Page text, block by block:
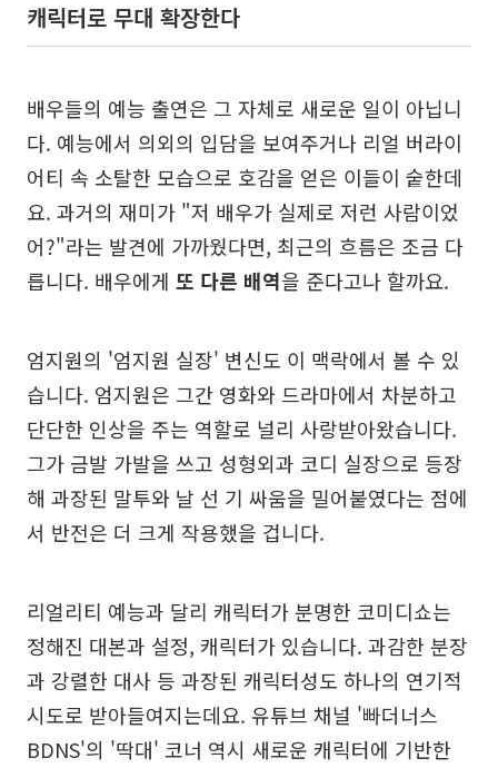
캐릭터로 무대 확장한다
배우들의 예능 출연은 그 자체로 새로운 일이 아닙니
다. 예능에서 의외의 입담을 보여주거나 리얼 버라이
어티 속 소탈한 모습으로 호감을 얻은 이들이 숱한데
요. 과거의 재미가 "저 배우가 실제로 저런 사람이었
어?"라는 발견에 가까웠다면, 최근의 흐름은 조금 다
릅니다. 배우에게 또 다른 배역을 준다고나 할까요.
엄지원의 '엄지원 실장' 변신도 이 맥락에서 볼 수 있
습니다. 엄지원은 그간 영화와 드라마에서 차분하고
단단한 인상을 주는 역할로 널리 사랑받아왔습니다.
그가 금발 가발을 쓰고 성형외과 코디 실장으로 등장
해 과장된 말투와 날 선 기 싸움을 밀어붙였다는 점에
서 반전은 더 크게 작용했을 겁니다.
리얼리티 예능과 달리 캐릭터가 분명한 코미디쇼는
정해진 대본과 설정, 캐릭터가 있습니다. 과감한 분장
과 강렬한 대사 등 과장된 캐릭터성도 하나의 연기적
시도로 받아들여지는데요. 유튜브 채널 '빠더너스
BDNS'의 '딱대' 코너 역시 새로운 캐릭터에 기반한